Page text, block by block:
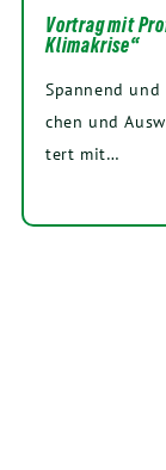
Vortrag mit
Klimakrise“
Span­nend
chen und
tert mit…